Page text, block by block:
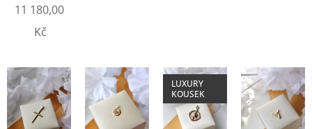
11 180,00
Kč
LUXURY
KOUSEK